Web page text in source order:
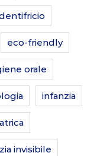
eco-friendly
orale
infanzia
invisibile